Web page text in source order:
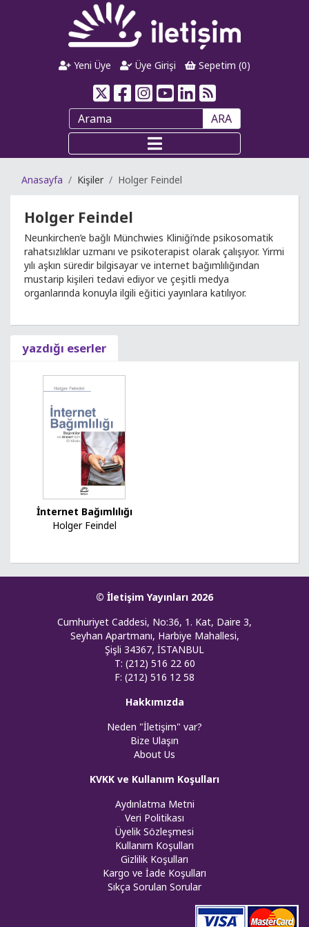
Yeni Üye Üye Girişi Sepetim (0)
ARA
Anasayfa Kişiler Holger Feindel
Holger Feindel
Neunkirchen’e bağlı Münchwies Kliniği’nde psikosomatik
rahatsızlıklar uzmanı ve psikoterapist olarak çalışıyor. Yirmi
yılı aşkın süredir bilgisayar ve internet bağımlılığından
mustarip kişileri tedavi ediyor ve çeşitli medya
organlarında konuyla ilgili eğitici yayınlara katılıyor.
yazdığı eserler
İnternet Bağımlılığı
Holger Feindel
© İletişim Yayınları 2026
Cumhuriyet Caddesi, No:36, 1. Kat, Daire 3,
Seyhan Apartmanı, Harbiye Mahallesi,
Şişli 34367, İSTANBUL
T: (212) 516 22 60
F: (212) 516 12 58
Hakkımızda
Neden "İletişim" var?
Bize Ulaşın
About Us
KVKK ve Kullanım Koşulları
Aydınlatma Metni
Veri Politikası
Üyelik Sözleşmesi
Kullanım Koşulları
Gizlilik Koşulları
Kargo ve İade Koşulları
Sıkça Sorulan Sorular